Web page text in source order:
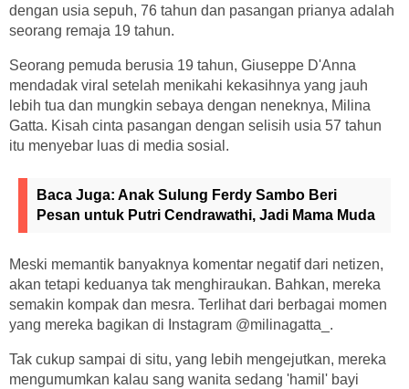
dengan usia sepuh, 76 tahun dan pasangan prianya adalah
seorang remaja 19 tahun.
Seorang pemuda berusia 19 tahun, Giuseppe D'Anna
mendadak viral setelah menikahi kekasihnya yang jauh
lebih tua dan mungkin sebaya dengan neneknya, Milina
Gatta. Kisah cinta pasangan dengan selisih usia 57 tahun
itu menyebar luas di media sosial.
Baca Juga: Anak Sulung Ferdy Sambo Beri
Pesan untuk Putri Cendrawathi, Jadi Mama Muda
Meski memantik banyaknya komentar negatif dari netizen,
akan tetapi keduanya tak menghiraukan. Bahkan, mereka
semakin kompak dan mesra. Terlihat dari berbagai momen
yang mereka bagikan di Instagram @milinagatta_.
Tak cukup sampai di situ, yang lebih mengejutkan, mereka
mengumumkan kalau sang wanita sedang 'hamil' bayi